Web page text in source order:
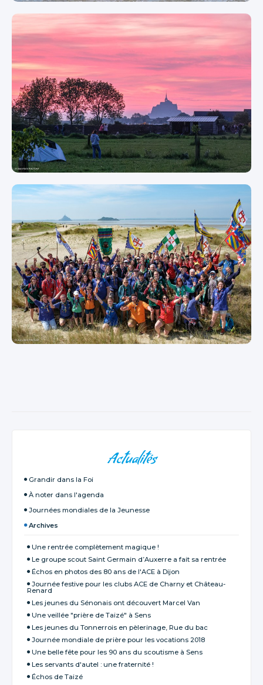
Actualités
Grandir dans la Foi
À noter dans l'agenda
Journées mondiales de la Jeunesse
Archives
Une rentrée complètement magique !
Le groupe scout Saint Germain d’Auxerre a fait sa rentrée
Échos en photos des 80 ans de l'ACE à Dijon
Journée festive pour les clubs ACE de Charny et Château-
Renard
Les jeunes du Sénonais ont découvert Marcel Van
Une veillée "prière de Taizé" à Sens
Les jeunes du Tonnerrois en pèlerinage, Rue du bac
Journée mondiale de prière pour les vocations 2018
Une belle fête pour les 90 ans du scoutisme à Sens
Les servants d'autel : une fraternité !
Échos de Taizé